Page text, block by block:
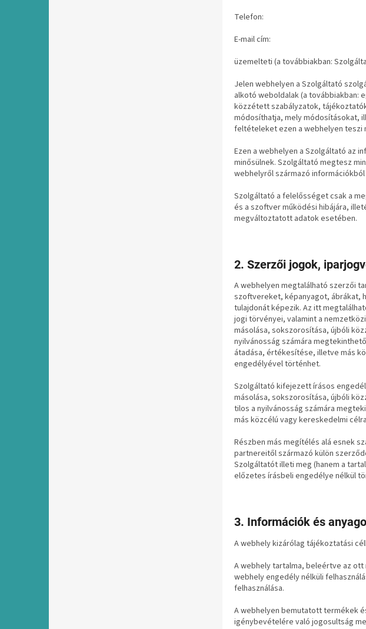
Telefon:
E-mail cím:
üzemelteti (a továbbiakban:
Jelen webhelyen a Szolgáltató
alkotó weboldalak (a továbbiakban:
közzétett szabályzatok,
módosíthatja, mely módosításokat,
feltételeket ezen a webhelyen teszi
Ezen a webhelyen a Szolgáltató az
minősülnek. Szolgáltató megtesz
webhelyről származó
Szolgáltató a felelősséget csak a
és a szoftver működési hibájára,
megváltoztatott adatok esetében.
2. Szerzői jogok,
A webhelyen megtalálható szerzői
szoftvereket, képanyagot, ábrákat,
tulajdonát képezik. Az itt
jogi törvényei, valamint a
másolása, sokszorosítása, újbóli
nyilvánosság számára
átadása, értékesítése, illetve más
engedélyével történhet.
Szolgáltató kifejezett írásos
másolása, sokszorosítása, újbóli
tilos a nyilvánosság számára
más közcélú vagy kereskedelmi
Részben más megítélés alá esnek
partnereitől származó külön
Szolgáltatót illeti meg (hanem a
előzetes írásbeli engedélye nélkül
3. Információk és
A webhely kizárólag tájékoztatási
A webhely tartalma, beleértve az
webhely engedély nélküli
felhasználása.
A webhelyen bemutatott termékek
igénybevételére való jogosultság